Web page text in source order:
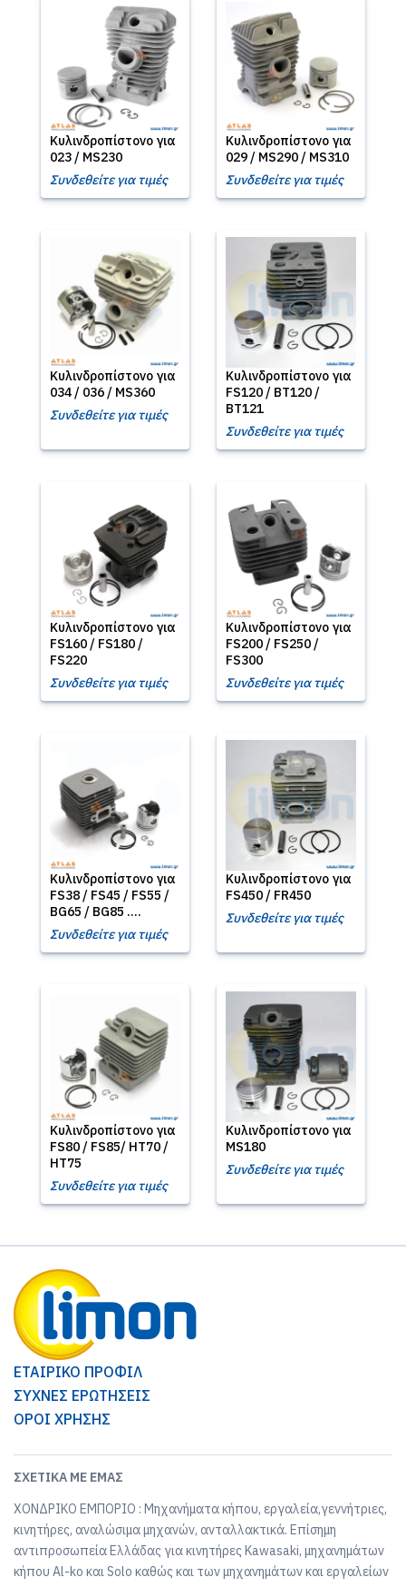
Κυλινδροπίστονο για
023 / MS230
Συνδεθείτε για τιμές
Κυλινδροπίστονο για
029 / MS290 / MS310
Συνδεθείτε για τιμές
Κυλινδροπίστονο για
034 / 036 / MS360
Συνδεθείτε για τιμές
Κυλινδροπίστονο για
FS120 / BT120 /
BT121
Συνδεθείτε για τιμές
Κυλινδροπίστονο για
FS160 / FS180 /
FS220
Συνδεθείτε για τιμές
Κυλινδροπίστονο για
FS200 / FS250 /
FS300
Συνδεθείτε για τιμές
Κυλινδροπίστονο για
FS38 / FS45 / FS55 /
BG65 / BG85 ....
Συνδεθείτε για τιμές
Κυλινδροπίστονο για
FS450 / FR450
Συνδεθείτε για τιμές
Κυλινδροπίστονο για
FS80 / FS85/ HT70 /
HT75
Συνδεθείτε για τιμές
Κυλινδροπίστονο για
MS180
Συνδεθείτε για τιμές
ΕΤΑΙΡΙΚΟ ΠΡΟΦΙΛ
ΣΥΧΝΕΣ ΕΡΩΤΗΣΕΙΣ
ΟΡΟΙ ΧΡΗΣΗΣ
ΣΧΕΤΙΚΆ ΜΕ ΕΜΆΣ
ΧΟΝΔΡΙΚΟ ΕΜΠΟΡΙΟ : Μηχανήματα κήπου, εργαλεία,γεννήτριες,
κινητήρες, αναλώσιμα μηχανών, ανταλλακτικά. Επίσημη
αντιπροσωπεία Ελλάδας για κινητήρες Kawasaki, μηχανημάτων
κήπου Al-ko και Solo καθώς και των μηχανημάτων και εργαλείων